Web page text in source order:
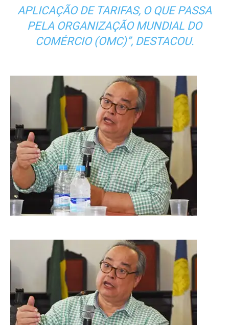
APLICAÇÃO DE TARIFAS, O QUE PASSA
PELA ORGANIZAÇÃO MUNDIAL DO
COMÉRCIO (OMC)”, DESTACOU.